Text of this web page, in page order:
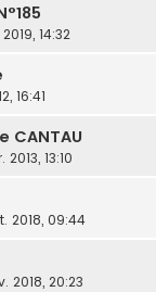
14:32
16:41
CANTAU
13:10
2018, 09:44
2018, 20:23